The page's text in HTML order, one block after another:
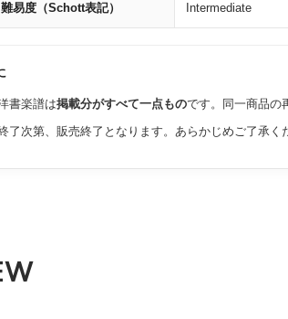
難易度（Schott表記） Intermediate
書楽譜は掲載分がすべて一点ものです。同一商品の
了次第、販売終了となります。あらかじめご了承く